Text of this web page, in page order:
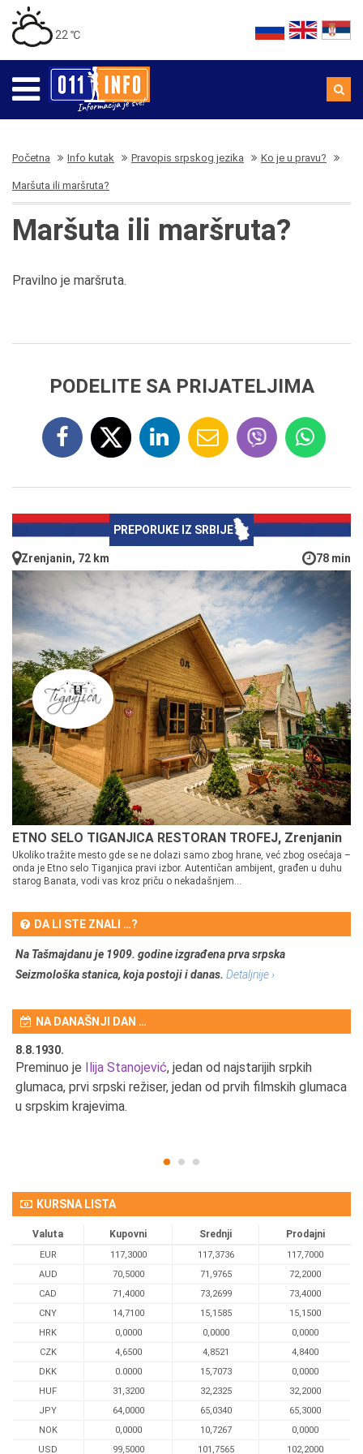
22 ℃
Početna Info kutak Pravopis srpskog jezika Ko je u pravu?
Maršuta ili maršruta?
Maršuta ili maršruta?
Pravilno je maršruta.
PODELITE SA PRIJATELJIMA
PREPORUKE IZ SRBIJE
Zrenjanin, 72 km 78 min
ETNO SELO TIGANJICA RESTORAN TROFEJ, Zrenjanin
Ukoliko tražite mesto gde se ne dolazi samo zbog hrane, već zbog osećaja –
onda je Etno selo Tiganjica pravi izbor. Autentičan ambijent, građen u duhu
starog Banata, vodi vas kroz priču o nekadašnjem...
DA LI STE ZNALI …?
Na Tašmajdanu je 1909. godine izgrađena prva srpska
Seizmološka stanica, koja postoji i danas. Detaljnije ›
NA DANAŠNJI DAN …
8.8.1930.
Preminuo je Ilija Stanojević, jedan od najstarijih srpkih
glumaca, prvi srpski režiser, jedan od prvih filmskih glumaca
u srpskim krajevima.
KURSNA LISTA
Valuta Kupovni Srednji Prodajni
EUR 117,3000 117,3736
117,7000
AUD
70,5000 71,9765
72,2000
CAD
71,4000 73,2699
73,4000
CNY
14,7100 15,1585
15,1500
HRK
0,0000 0,0000
0,0000
CZK
4,6500 4,8521
4,8400
DKK
0.0000 15,7073
0,0000
HUF
31,3200 32,2325
32,2000
JPY
64,0000 65,0340
65,3000
NOK
0,0000 10,7267
0,0000
USD
99,5000 101,7565 102,2000